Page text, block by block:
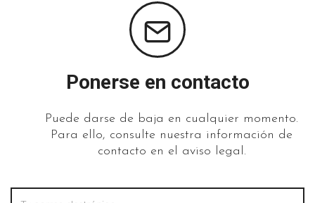
Ponerse en contacto
Puede darse de baja en cualquier momento.
Para ello, consulte nuestra información de
contacto en el aviso legal.